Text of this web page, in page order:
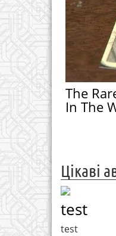
The
In The
Цікаві
test
test